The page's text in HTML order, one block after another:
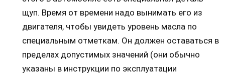
щуп. Время от времени надо вынимать его из
двигателя, чтобы увидеть уровень масла по
специальным отметкам. Он должен оставаться в
пределах допустимых значений (они обычно
указаны в инструкции по эксплуатации